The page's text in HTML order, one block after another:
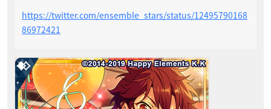
https://twitter.com/ensemble_stars/status/12495790168
86972421